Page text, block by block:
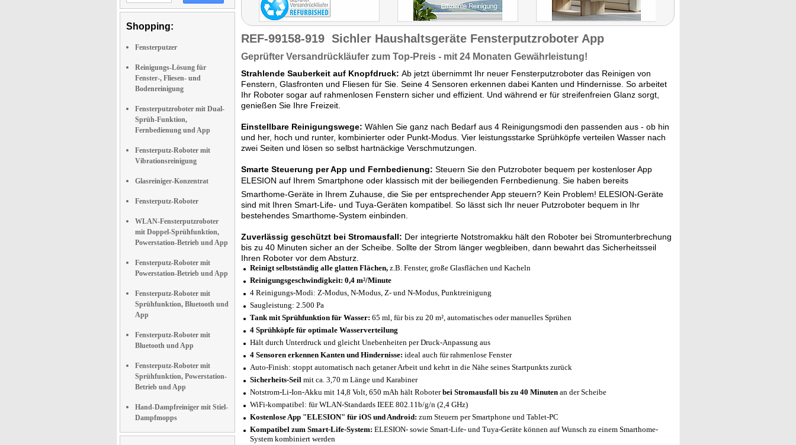
Shopping:
Fensterputzer
Reinigungs-Lösung für
Fenster-, Fliesen- und
Bodenreinigung
Fensterputzroboter mit Dual-
Sprüh-Funktion,
Fernbedienung und App
Fensterputz-Roboter mit
Vibrationsreinigung
Glasreiniger-Konzentrat
Fensterputz-Roboter
WLAN-Fensterputzroboter
mit Doppel-Sprühfunktion,
Powerstation-Betrieb und App
Fensterputz-Roboter mit
Powerstation-Betrieb und App
Fensterputz-Roboter mit
Sprühfunktion, Bluetooth und
App
Fensterputz-Roboter mit
Bluetooth und App
Fensterputz-Roboter mit
Sprühfunktion, Powerstation-
Betrieb und App
Hand-Dampfreiniger mit Stiel-
Dampfmopps
REF-99158-919 Sichler Haushaltsgeräte Fensterputzroboter App
Geprüfter Versandrückläufer zum Top-Preis - mit 24 Monaten Gewährleistung!
Strahlende Sauberkeit auf Knopfdruck: Ab jetzt übernimmt Ihr neuer Fensterputzroboter das Reinigen von
Fenstern, Glasfronten und Fliesen für Sie. Seine 4 Sensoren erkennen dabei Kanten und Hindernisse. So arbeitet
Ihr Roboter sogar auf rahmenlosen Fenstern sicher und effizient. Und während er für streifenfreien Glanz sorgt,
genießen Sie Ihre Freizeit.
Einstellbare Reinigungswege: Wählen Sie ganz nach Bedarf aus 4 Reinigungsmodi den passenden aus - ob hin
und her, hoch und runter, kombinierter oder Punkt-Modus. Vier leistungsstarke Sprühköpfe verteilen Wasser nach
zwei Seiten und lösen so selbst hartnäckige Verschmutzungen.
Smarte Steuerung per App und Fernbedienung: Steuern Sie den Putzroboter bequem per kostenloser App
ELESION auf Ihrem Smartphone oder klassisch mit der beiliegenden Fernbedienung. Sie haben bereits
Smarthome-Geräte in Ihrem Zuhause, die Sie per entsprechender App steuern? Kein Problem! ELESION-Geräte
sind mit Ihren Smart-Life- und Tuya-Geräten kompatibel. So lässt sich Ihr neuer Putzroboter bequem in Ihr
bestehendes Smarthome-System einbinden.
Zuverlässig geschützt bei Stromausfall: Der integrierte Notstromakku hält den Roboter bei Stromunterbrechung
bis zu 40 Minuten sicher an der Scheibe. Sollte der Strom länger wegbleiben, dann bewahrt das Sicherheitsseil
Ihren Roboter vor dem Absturz.
Reinigt selbstständig alle glatten Flächen, z.B. Fenster, große Glasflächen und Kacheln
Reinigungsgeschwindigkeit: 0,4 m²/Minute
4 Reinigungs-Modi: Z-Modus, N-Modus, Z- und N-Modus, Punktreinigung
Saugleistung: 2.500 Pa
Tank mit Sprühfunktion für Wasser: 65 ml, für bis zu 20 m², automatisches oder manuelles Sprühen
4 Sprühköpfe für optimale Wasserverteilung
Hält durch Unterdruck und gleicht Unebenheiten per Druck-Anpassung aus
4 Sensoren erkennen Kanten und Hindernisse: ideal auch für rahmenlose Fenster
Auto-Finish: stoppt automatisch nach getaner Arbeit und kehrt in die Nähe seines Startpunkts zurück
Sicherheits-Seil mit ca. 3,70 m Länge und Karabiner
Notstrom-Li-Ion-Akku mit 14,8 Volt, 650 mAh hält Roboterbei Stromausfall bis zu 40 Minuten an der Scheibe
WiFi-kompatibel: für WLAN-Standards IEEE 802.11b/g/n (2,4 GHz)
Kostenlose App "ELESION" für iOS und Android: zum Steuern per Smartphone und Tablet-PC
Kompatibel zum Smart-Life-System: ELESION- sowie Smart-Life- und Tuya-Geräte können auf Wunsch zu einem Smarthome-
System kombiniert werden